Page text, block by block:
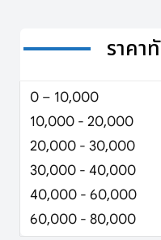
ราคา
0 – 10,000
10,000 - 20,000
20,000 - 30,000
30,000 - 40,000
40,000 - 60,000
60,000 - 80,000